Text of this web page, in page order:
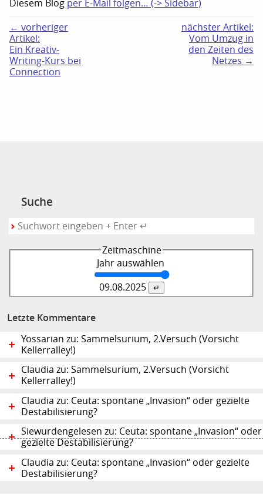
Diesem Blog per E-Mail folgen… (-> Sidebar)
← vorheriger
Artikel:
Ein Kreativ-
Writing-Kurs bei
Connection
nächster Artikel:
Vom Umzug in
den Zeiten des
Netzes →
Suche
Zeitmaschine
Jahr auswählen
09.08.2025
Letzte Kommentare
Yossarian zu: Sammelsurium, 2.Versuch (Vorsicht
Kellerralley!)
Claudia zu: Sammelsurium, 2.Versuch (Vorsicht
Kellerralley!)
Claudia zu: Ceuta: spontane „Invasion“ oder gezielte
Destabilisierung?
Siewurdengelesen zu: Ceuta: spontane „Invasion“ oder
gezielte Destabilisierung?
Claudia zu: Ceuta: spontane „Invasion“ oder gezielte
Destabilisierung?